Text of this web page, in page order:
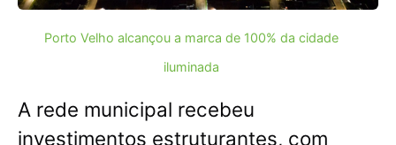
Porto Velho alcançou a marca de 100% da cidade
iluminada
A rede municipal recebeu
investimentos estruturantes, com